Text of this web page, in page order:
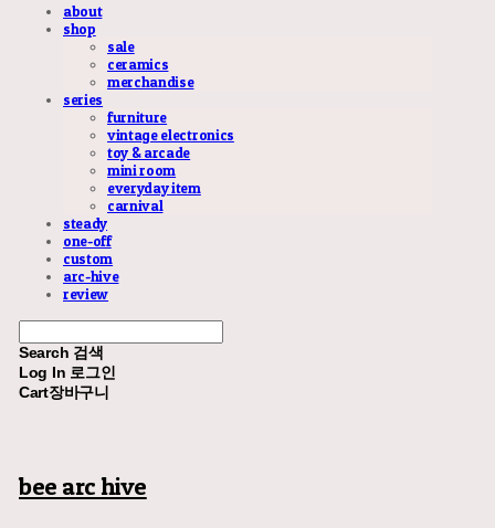
about
shop
sale
ceramics
merchandise
series
furniture
vintage electronics
toy & arcade
mini room
everyday item
carnival
steady
one-off
custom
arc-hive
review
Search 검색
Log In 로그인
Cart장바구니
bee arc hive